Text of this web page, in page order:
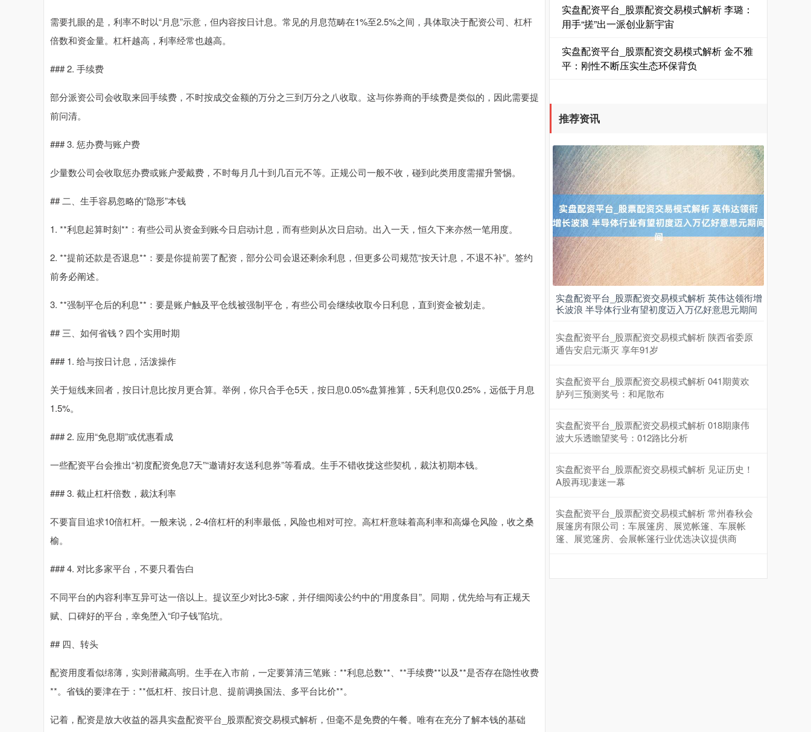
需要扎眼的是，利率不时以“月息”示意，但内容按日计息。常见的月息范畴在1%至2.5%之间，具体取决于配资公司、杠杆
倍数和资金量。杠杆越高，利率经常也越高。
### 2. 手续费
部分派资公司会收取来回手续费，不时按成交金额的万分之三到万分之八收取。这与你券商的手续费是类似的，因此需要提
前问清。
### 3. 惩办费与账户费
少量数公司会收取惩办费或账户爱戴费，不时每月几十到几百元不等。正规公司一般不收，碰到此类用度需擢升警惕。
## 二、生手容易忽略的“隐形”本钱
1. **利息起算时刻**：有些公司从资金到账今日启动计息，而有些则从次日启动。出入一天，恒久下来亦然一笔用度。
2. **提前还款是否退息**：要是你提前罢了配资，部分公司会退还剩余利息，但更多公司规范“按天计息，不退不补”。签约
前务必阐述。
3. **强制平仓后的利息**：要是账户触及平仓线被强制平仓，有些公司会继续收取今日利息，直到资金被划走。
## 三、如何省钱？四个实用时期
### 1. 给与按日计息，活泼操作
关于短线来回者，按日计息比按月更合算。举例，你只合手仓5天，按日息0.05%盘算推算，5天利息仅0.25%，远低于月息
1.5%。
### 2. 应用“免息期”或优惠看成
一些配资平台会推出“初度配资免息7天”“邀请好友送利息券”等看成。生手不错收拢这些契机，裁汰初期本钱。
### 3. 截止杠杆倍数，裁汰利率
不要盲目追求10倍杠杆。一般来说，2-4倍杠杆的利率最低，风险也相对可控。高杠杆意味着高利率和高爆仓风险，收之桑
榆。
### 4. 对比多家平台，不要只看告白
不同平台的内容利率互异可达一倍以上。提议至少对比3-5家，并仔细阅读公约中的“用度条目”。同期，优先给与有正规天
赋、口碑好的平台，幸免堕入“印子钱”陷坑。
## 四、转头
配资用度看似绵薄，实则潜藏高明。生手在入市前，一定要算清三笔账：**利息总数**、**手续费**以及**是否存在隐性收费
**。省钱的要津在于：**低杠杆、按日计息、提前调换国法、多平台比价**。
记着，配资是放大收益的器具实盘配资平台_股票配资交易模式解析，但毫不是免费的午餐。唯有在充分了解本钱的基础
国债指数
期指IC0 7877.80 +2.13%
上证综指 3940.04 +39.68 +1.02%
深证成指 14311.01 +200.89 +1.42%
实盘配资平台_股票配资交易模式解析 李璐：
用手“搓”出一派创业新宇宙
实盘配资平台_股票配资交易模式解析 金不雅
平：刚性不断压实生态环保背负
推荐资讯
实盘配资平台_股票配资交易模式解析 英伟达领衔增
长波浪 半导体行业有望初度迈入万亿好意思元期间
实盘配资平台_股票配资交易模式解析 陕西省委原
通告安启元澌灭 享年91岁
实盘配资平台_股票配资交易模式解析 041期黄欢
胪列三预测奖号：和尾散布
实盘配资平台_股票配资交易模式解析 018期康伟
波大乐透瞻望奖号：012路比分析
实盘配资平台_股票配资交易模式解析 见证历史！
A股再现凄迷一幕
实盘配资平台_股票配资交易模式解析 常州春秋会
展篷房有限公司：车展篷房、展览帐篷、车展帐
篷、展览篷房、会展帐篷行业优选决议提供商